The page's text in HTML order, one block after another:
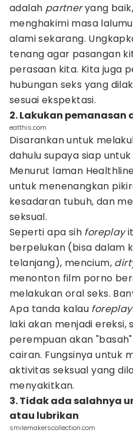
adalah partneryang
menghakimi masa
alami sekarang.
tenang agar pasangan
perasaan kita. Kita juga
hubungan seks yang
sesuai ekspektasi.
2. Lakukan pemanasan
eatthis.com
Disarankan untuk
dahulu supaya siap
Menurut laman
untuk menenangkan
kesadaran tubuh, dan
seksual.
Seperti apa sih foreplay
berpelukan (bisa dalam
telanjang), mencium,
menonton film porno
melakukan oral seks.
Apa tanda kalau foreplay
laki akan menjadi ereksi,
perempuan akan
cairan. Fungsinya untuk
aktivitas seksual yang
menyakitkan.
3. Tidak ada salahnya
atau lubrikan
smilemakerscollection.com